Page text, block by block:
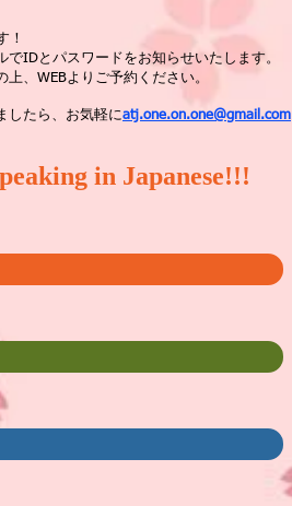
！
でIDとパスワードをお知らせいたします。
上、WEBよりご予約ください。
したら、お気軽にatj.one.on.one@gmail.com
in Japanese!!!